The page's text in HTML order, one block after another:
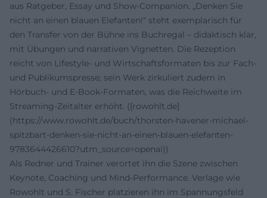
aus Ratgeber, Essay und Show-Companion. „Denken Sie
nicht an einen blauen Elefanten!“ steht exemplarisch für
den Transfer von der Bühne ins Buchregal – didaktisch klar,
mit Übungen und narrativen Vignetten. Die Rezeption
reicht von Lifestyle- und Wirtschaftsformaten bis zur Fach-
und Publikumspresse; sein Werk zirkuliert zudem in
Hörbuch- und E-Book-Formaten, was die Reichweite im
Streaming-Zeitalter erhöht. ([rowohlt.de]
(https://www.rowohlt.de/buch/thorsten-havener-michael-
spitzbart-denken-sie-nicht-an-einen-blauen-elefanten-
9783644426610?utm_source=openai))
Als Redner und Trainer verortet ihn die Szene zwischen
Keynote, Coaching und Mind-Performance. Verlage wie
Rowohlt und S. Fischer platzieren ihn im Spannungsfeld